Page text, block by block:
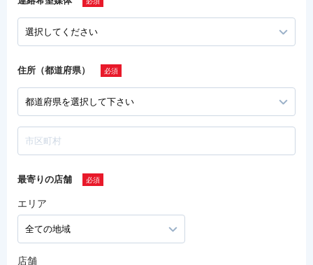
住所（都道府県）
最寄りの店舗
エリア
店舗